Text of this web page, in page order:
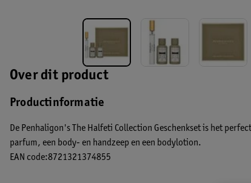
Over dit product
Productinformatie
De Penhaligon's The Halfeti Collection Geschenkset is het
parfum, een body- en handzeep en een bodylotion.
EAN code:8721321374855